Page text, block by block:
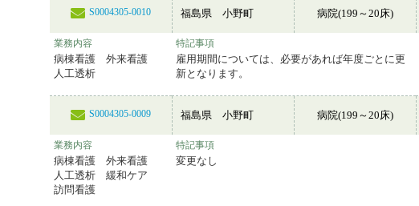
S0004305-0010 福島県 小野町 病院(199～20床)
業務内容
病棟看護 外来看護
人工透析
特記事項
雇用期間については、必要があれば年度ごとに更
新となります。
S0004305-0009 福島県 小野町 病院(199～20床)
業務内容
病棟看護 外来看護
人工透析 緩和ケア
訪問看護
特記事項
変更なし